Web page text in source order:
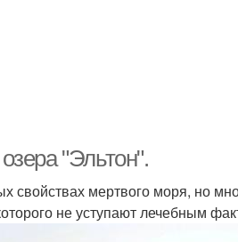
"Эльтон".
свойствах мертвого моря, но
не уступают лечебным